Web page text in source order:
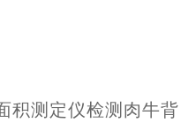
积测定仪检测肉牛背